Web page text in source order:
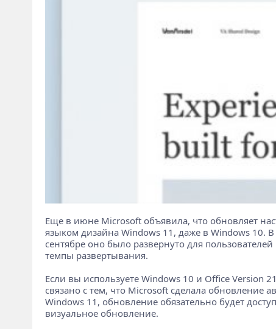
Еще в июне Microsoft объявила, что обновляет
языком дизайна Windows 11, даже в Windows 10.
сентябре оно было развернуто для
темпы развертывания.
Если вы используете Windows 10 и Office Version
связано с тем, что Microsoft сделала обновление
Windows 11, обновление обязательно будет
визуальное обновление.